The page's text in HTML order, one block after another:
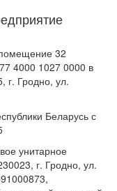
32
4000 1027 0000 в
г. Гродно, ул.
Беларусь с
унитарное
г. Гродно, ул.